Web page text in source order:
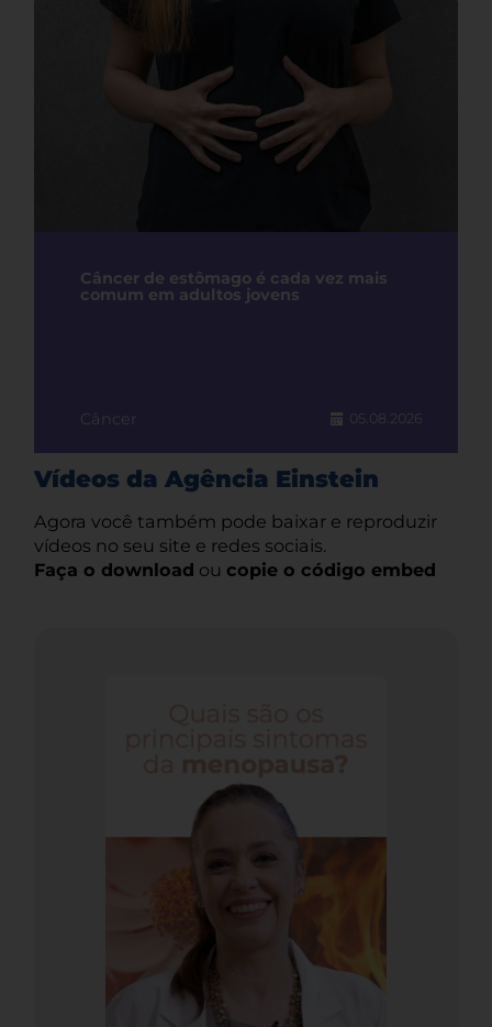
Câncer de estômago é cada vez mais
comum em adultos jovens
Câncer 05.08.2026
Vídeos da Agência Einstein
Agora você também pode baixar e reproduzir
vídeos no seu site e redes sociais.
Faça o download ou copie o código embed